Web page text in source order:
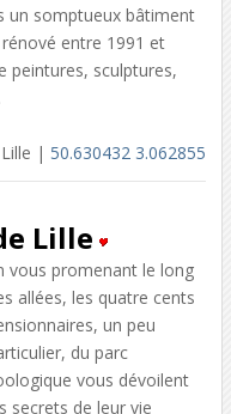
un somptueux bâtiment
entre 1991 et
peintures, sculptures,
| 50.630432 3.062855
Lille
vous promenant le long
allées, les quatre cents
un peu
du parc
vous dévoilent
secrets de leur vie